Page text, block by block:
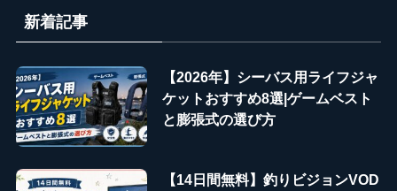
新着記事
【2026年】シーバス用ライフジャ
ケットおすすめ8選|ゲームベスト
と膨張式の選び方
【14日間無料】釣りビジョンVOD